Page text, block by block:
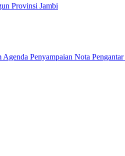
Provinsi Jambi
Penyampaian Nota